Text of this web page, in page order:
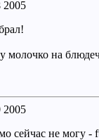
2005
молочко на
2005
сейчас не могу -